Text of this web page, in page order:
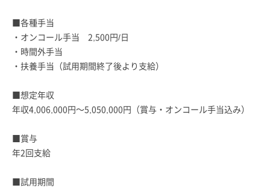
■各種手当
・オンコール手当 2,500円/日
・時間外手当
・扶養手当（試用期間終了後より支給）
■想定年収
年収4,006,000円～5,050,000円（賞与・オンコール手当込み）
■賞与
年2回支給
■試用期間